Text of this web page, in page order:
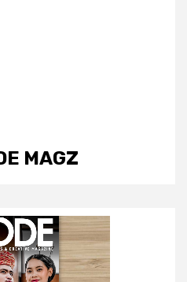
MAGZ